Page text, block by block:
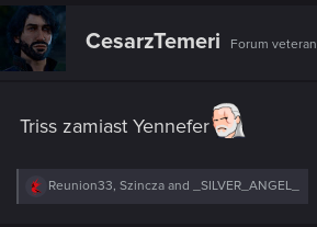
c
t
i
o
CesarzTemeri Forum veteran
Triss zamiast Yennefer
R
Reunion33, Szincza and _SILVER_ANGEL_